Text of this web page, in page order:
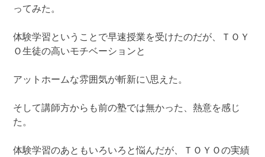
ってみた。
体験学習ということで早速授業を受けたのだが、ＴＯＹ
Ｏ生徒の高いモチベーションと
アットホームな雰囲気が斬新に\思えた。
そして講師方からも前の塾では無かった、熱意を感じ
た。
体験学習のあともいろいろと悩んだが、ＴＯＹＯの実績